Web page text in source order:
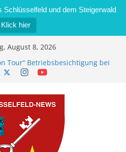
Schlüsselfeld und dem Steigerwald
Klick hier
August 8, 2026
Tour“ Betriebsbesichtigung bei
Zimmermann GmbH
in Bernroth schnell unter
bietet Online-Anmeldung für
an
im Wert von 600 Euro